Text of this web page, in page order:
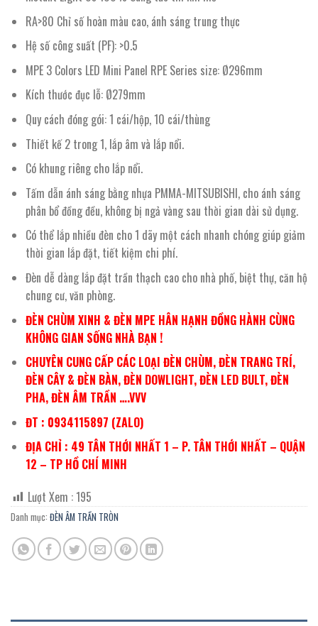
RA>80 Chỉ số hoàn màu cao, ánh sáng trung thực
Hệ số công suất (PF): >0.5
MPE 3 Colors LED Mini Panel RPE Series size: Ø296mm
Kích thước đục lỗ: Ø279mm
Quy cách đóng gói: 1 cái/hộp, 10 cái/thùng
Thiết kế 2 trong 1, lắp âm và lắp nổi.
Có khung riêng cho lắp nổi.
Tấm dẫn ánh sáng bằng nhựa PMMA-MITSUBISHI, cho ánh sáng
phân bổ đồng đều, không bị ngả vàng sau thời gian dài sử dụng.
Có thể lắp nhiều đèn cho 1 dãy một cách nhanh chóng giúp giảm
thời gian lắp đặt, tiết kiệm chi phí.
Đèn dễ dàng lắp đặt trần thạch cao cho nhà phố, biệt thự, căn hộ
chung cư, văn phòng.
ĐÈN CHÙM XINH & ĐÈN MPE HÂN HẠNH ĐỒNG HÀNH CÙNG
KHÔNG GIAN SỐNG NHÀ BẠN !
CHUYÊN CUNG CẤP CÁC LOẠI ĐÈN CHÙM, ĐÈN TRANG TRÍ,
ĐÈN CÂY & ĐÈN BÀN, ĐÈN DOWLIGHT, ĐÈN LED BULT, ĐÈN
PHA, ĐÈN ÂM TRẦN ….VVV
ĐT : 0934115897 (ZALO)
ĐỊA CHỈ : 49 TÂN THỚI NHẤT 1 – P. TÂN THỚI NHẤT – QUẬN
12 – TP HỒ CHÍ MINH
Lượt Xem :195
Danh mục: ĐÈN ÂM TRẦN TRÒN